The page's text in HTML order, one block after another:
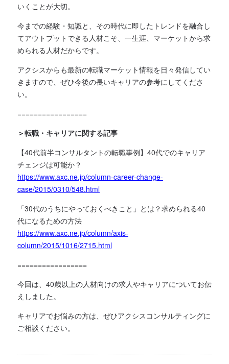
いくことが大切。
今までの経験・知識と、その時代に即したトレンドを融合し
てアウトプットできる人材こそ、一生涯、マーケットから求
められる人材だからです。
アクシスからも最新の転職マーケット情報を日々発信してい
きますので、ぜひ今後の長いキャリアの参考にしてくださ
い。
=================
＞転職・キャリアに関する記事
【40代前半コンサルタントの転職事例】40代でのキャリア
チェンジは可能か？
https://www.axc.ne.jp/column-career-change-
case/2015/0310/548.html
「30代のうちにやっておくべきこと」とは？求められる40
代になるための方法
https://www.axc.ne.jp/column/axis-
column/2015/1016/2715.html
=================
今回は、40歳以上の人材向けの求人やキャリアについてお伝
えしました。
キャリアでお悩みの方は、ぜひアクシスコンサルティングに
ご相談ください。